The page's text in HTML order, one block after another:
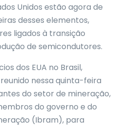
Unidos estão agora de
desses elementos,
ligados à transição
de semicondutores.
dos EUA no Brasil,
nessa quinta-feira
do setor de mineração,
do governo e do
(Ibram), para